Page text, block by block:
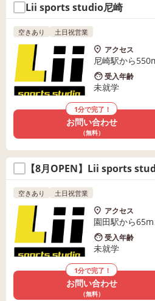
Lii sports studio尼崎
空きあり 土日祝営業
アクセス
尼崎駅から
受入年齢
未就学
1分で完了！
お問い合わせ
（無料）
【8月OPEN】Lii sports
空きあり 土日祝営業
アクセス
園田駅から
受入年齢
未就学
1分で完了！
お問い合わせ
（無料）